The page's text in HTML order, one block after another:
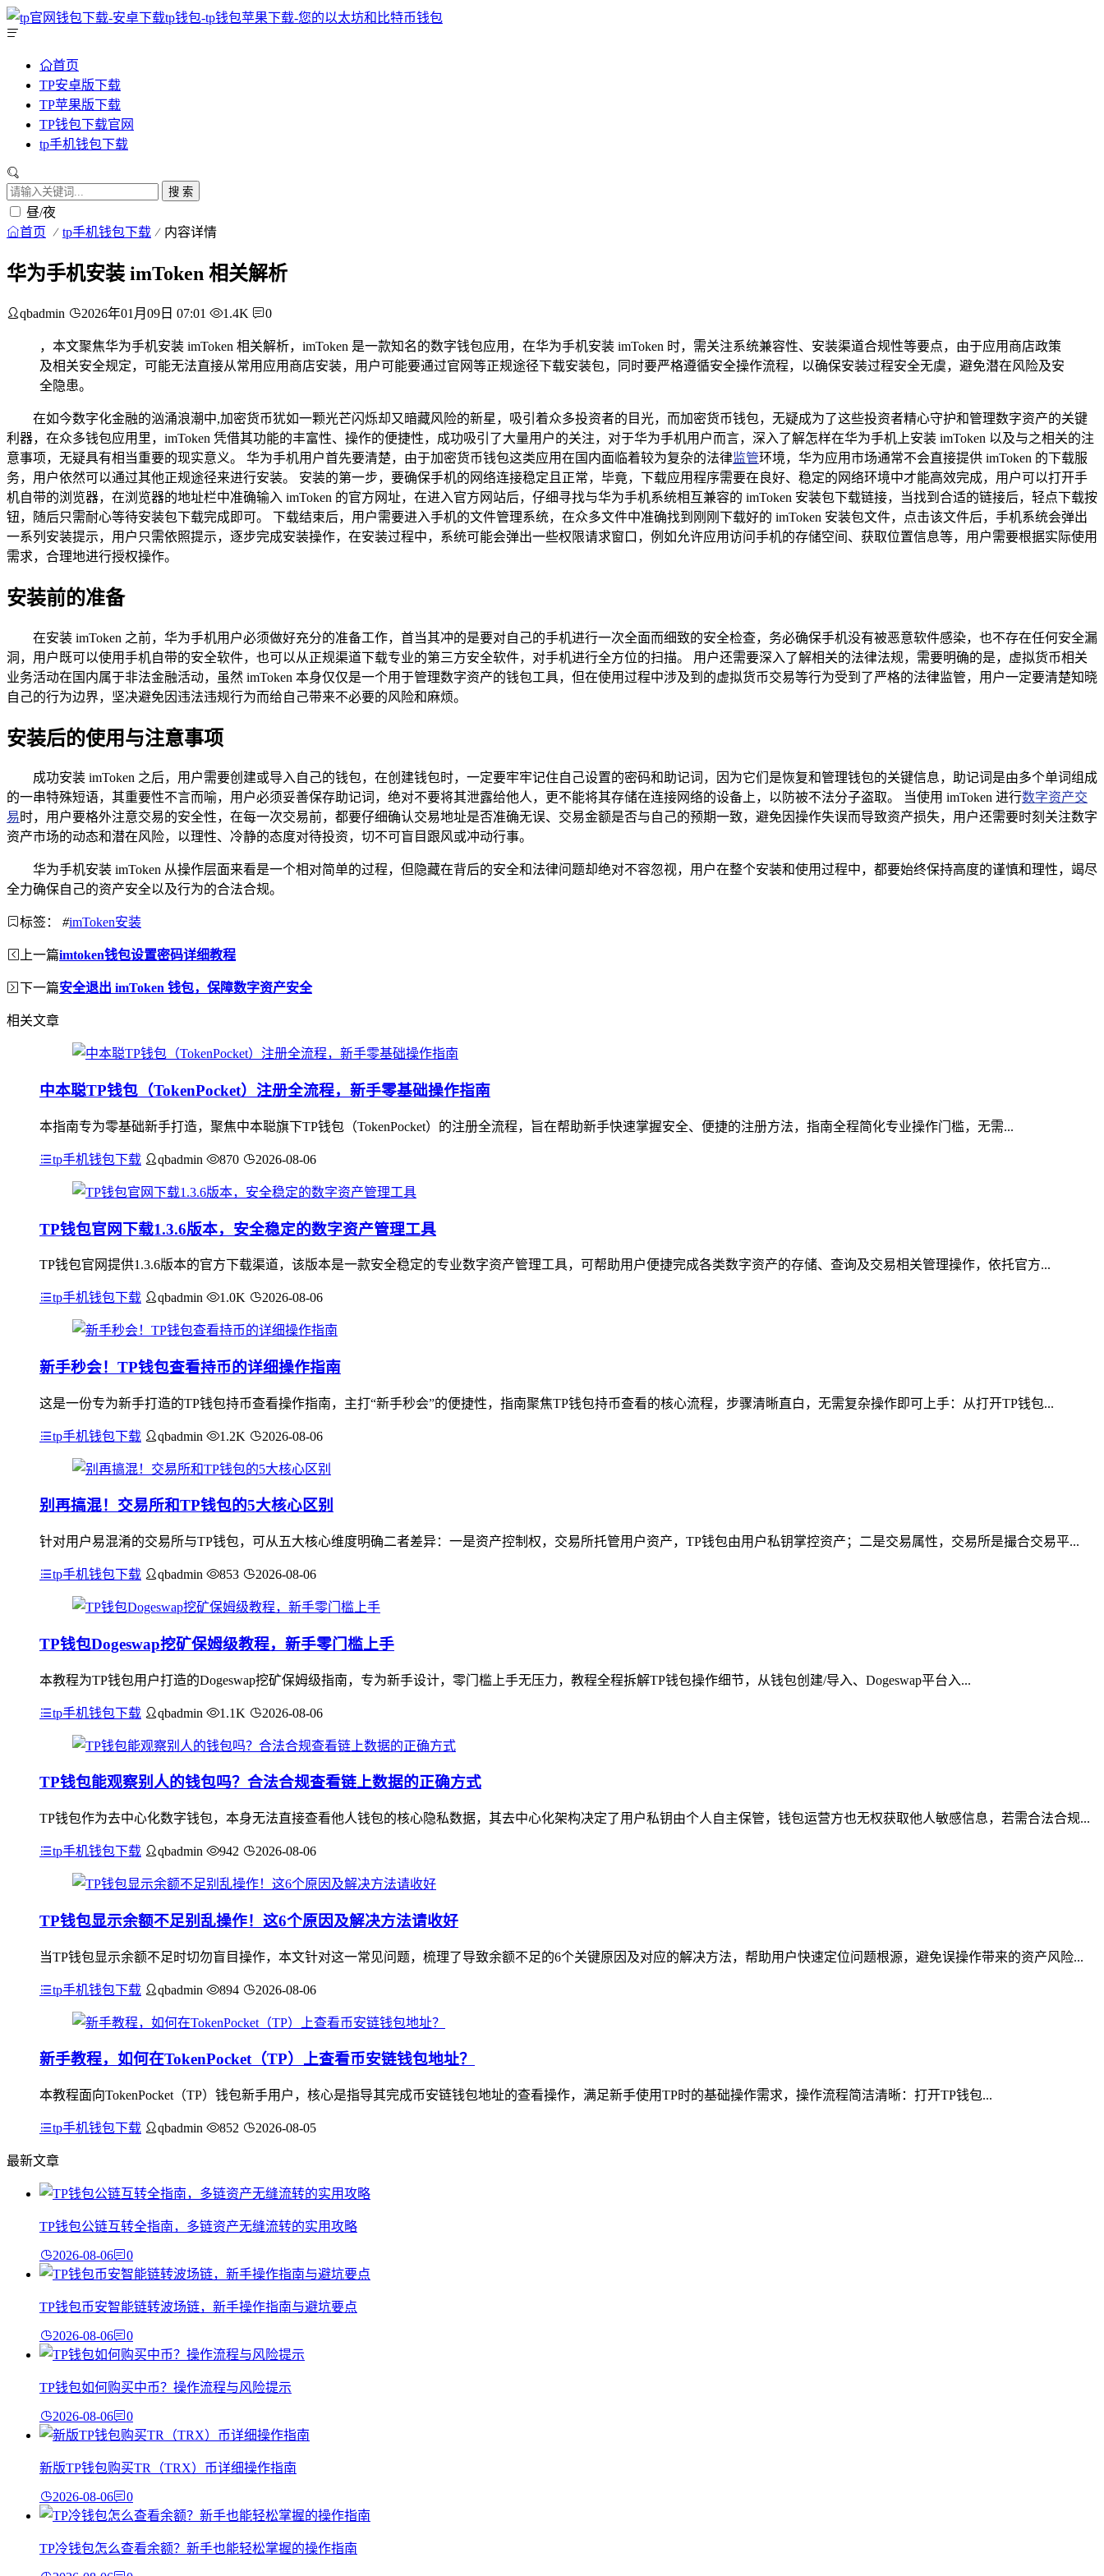
首页
TP安卓版下载
TP苹果版下载
TP钱包下载官网
tp手机钱包下载
搜 索
昼/夜
首页 tp手机钱包下载 内容详情
华为手机安装 imToken 相关解析
qbadmin 2026年01月09日 07:01 1.4K 0
，本文聚焦华为手机安装 imToken 相关解析，imToken 是一款知名的数字钱包应用，在华为手机安装 imToken 时，需关注系统兼容性、安装渠道合规性等要点，由于应用商店政策
及相关安全规定，可能无法直接从常用应用商店安装，用户可能要通过官网等正规途径下载安装包，同时要严格遵循安全操作流程，以确保安装过程安全无虞，避免潜在风险及安
全隐患。
在如今数字化金融的汹涌浪潮中,加密货币犹如一颗光芒闪烁却又暗藏风险的新星，吸引着众多投资者的目光，而加密货币钱包，无疑成为了这些投资者精心守护和管理数字资产的关键
利器，在众多钱包应用里，imToken 凭借其功能的丰富性、操作的便捷性，成功吸引了大量用户的关注，对于华为手机用户而言，深入了解怎样在华为手机上安装 imToken 以及与之相关的注
意事项，无疑具有相当重要的现实意义。 华为手机用户首先要清楚，由于加密货币钱包这类应用在国内面临着较为复杂的法律监管环境，华为应用市场通常不会直接提供 imToken 的下载服
务，用户依然可以通过其他正规途径来进行安装。 安装的第一步，要确保手机的网络连接稳定且正常，毕竟，下载应用程序需要在良好、稳定的网络环境中才能高效完成，用户可以打开手
机自带的浏览器，在浏览器的地址栏中准确输入 imToken 的官方网址，在进入官方网站后，仔细寻找与华为手机系统相互兼容的 imToken 安装包下载链接，当找到合适的链接后，轻点下载按
钮，随后只需耐心等待安装包下载完成即可。 下载结束后，用户需要进入手机的文件管理系统，在众多文件中准确找到刚刚下载好的 imToken 安装包文件，点击该文件后，手机系统会弹出
一系列安装提示，用户只需依照提示，逐步完成安装操作，在安装过程中，系统可能会弹出一些权限请求窗口，例如允许应用访问手机的存储空间、获取位置信息等，用户需要根据实际使用
需求，合理地进行授权操作。
安装前的准备
在安装 imToken 之前，华为手机用户必须做好充分的准备工作，首当其冲的是要对自己的手机进行一次全面而细致的安全检查，务必确保手机没有被恶意软件感染，也不存在任何安全漏
洞，用户既可以使用手机自带的安全软件，也可以从正规渠道下载专业的第三方安全软件，对手机进行全方位的扫描。 用户还需要深入了解相关的法律法规，需要明确的是，虚拟货币相关
业务活动在国内属于非法金融活动，虽然 imToken 本身仅仅是一个用于管理数字资产的钱包工具，但在使用过程中涉及到的虚拟货币交易等行为受到了严格的法律监管，用户一定要清楚知晓
自己的行为边界，坚决避免因违法违规行为而给自己带来不必要的风险和麻烦。
安装后的使用与注意事项
成功安装 imToken 之后，用户需要创建或导入自己的钱包，在创建钱包时，一定要牢牢记住自己设置的密码和助记词，因为它们是恢复和管理钱包的关键信息，助记词是由多个单词组成
的一串特殊短语，其重要性不言而喻，用户必须妥善保存助记词，绝对不要将其泄露给他人，更不能将其存储在连接网络的设备上，以防被不法分子盗取。 当使用 imToken 进行数字资产交
易时，用户要格外注意交易的安全性，在每一次交易前，都要仔细确认交易地址是否准确无误、交易金额是否与自己的预期一致，避免因操作失误而导致资产损失，用户还需要时刻关注数字
资产市场的动态和潜在风险，以理性、冷静的态度对待投资，切不可盲目跟风或冲动行事。
华为手机安装 imToken 从操作层面来看是一个相对简单的过程，但隐藏在背后的安全和法律问题却绝对不容忽视，用户在整个安装和使用过程中，都要始终保持高度的谨慎和理性，竭尽
全力确保自己的资产安全以及行为的合法合规。
标签： #imToken安装
上一篇imtoken钱包设置密码详细教程
下一篇安全退出 imToken 钱包，保障数字资产安全
相关文章
中本聪TP钱包（TokenPocket）注册全流程，新手零基础操作指南
本指南专为零基础新手打造，聚焦中本聪旗下TP钱包（TokenPocket）的注册全流程，旨在帮助新手快速掌握安全、便捷的注册方法，指南全程简化专业操作门槛，无需...
tp手机钱包下载 qbadmin 870 2026-08-06
TP钱包官网下载1.3.6版本，安全稳定的数字资产管理工具
TP钱包官网提供1.3.6版本的官方下载渠道，该版本是一款安全稳定的专业数字资产管理工具，可帮助用户便捷完成各类数字资产的存储、查询及交易相关管理操作，依托官方...
tp手机钱包下载 qbadmin 1.0K 2026-08-06
新手秒会！TP钱包查看持币的详细操作指南
这是一份专为新手打造的TP钱包持币查看操作指南，主打“新手秒会”的便捷性，指南聚焦TP钱包持币查看的核心流程，步骤清晰直白，无需复杂操作即可上手：从打开TP钱包...
tp手机钱包下载 qbadmin 1.2K 2026-08-06
别再搞混！交易所和TP钱包的5大核心区别
针对用户易混淆的交易所与TP钱包，可从五大核心维度明确二者差异：一是资产控制权，交易所托管用户资产，TP钱包由用户私钥掌控资产；二是交易属性，交易所是撮合交易平...
tp手机钱包下载 qbadmin 853 2026-08-06
TP钱包Dogeswap挖矿保姆级教程，新手零门槛上手
本教程为TP钱包用户打造的Dogeswap挖矿保姆级指南，专为新手设计，零门槛上手无压力，教程全程拆解TP钱包操作细节，从钱包创建/导入、Dogeswap平台入...
tp手机钱包下载 qbadmin 1.1K 2026-08-06
TP钱包能观察别人的钱包吗？合法合规查看链上数据的正确方式
TP钱包作为去中心化数字钱包，本身无法直接查看他人钱包的核心隐私数据，其去中心化架构决定了用户私钥由个人自主保管，钱包运营方也无权获取他人敏感信息，若需合法合规...
tp手机钱包下载 qbadmin 942 2026-08-06
TP钱包显示余额不足别乱操作！这6个原因及解决方法请收好
当TP钱包显示余额不足时切勿盲目操作，本文针对这一常见问题，梳理了导致余额不足的6个关键原因及对应的解决方法，帮助用户快速定位问题根源，避免误操作带来的资产风险...
tp手机钱包下载 qbadmin 894 2026-08-06
新手教程，如何在TokenPocket（TP）上查看币安链钱包地址？
本教程面向TokenPocket（TP）钱包新手用户，核心是指导其完成币安链钱包地址的查看操作，满足新手使用TP时的基础操作需求，操作流程简洁清晰：打开TP钱包...
tp手机钱包下载 qbadmin 852 2026-08-05
最新文章
TP钱包公链互转全指南，多链资产无缝流转的实用攻略
2026-08-06 0
TP钱包币安智能链转波场链，新手操作指南与避坑要点
2026-08-06 0
TP钱包如何购买中币？操作流程与风险提示
2026-08-06 0
新版TP钱包购买TR（TRX）币详细操作指南
2026-08-06 0
TP冷钱包怎么查看余额？新手也能轻松掌握的操作指南